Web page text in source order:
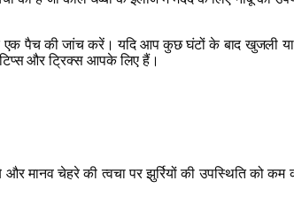
एक पैच की जांच करें। यदि आप कुछ घंटों के बाद खुजली
और ट्रिक्स आपके लिए हैं।
मानव चेहरे की त्वचा पर झुर्रियों की उपस्थिति को कम